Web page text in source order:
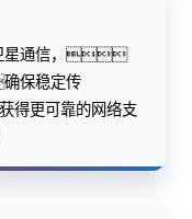
星通信，
保稳定传
得更可靠的网络支